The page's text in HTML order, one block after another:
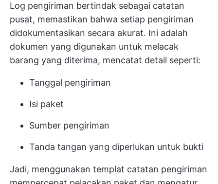
Log pengiriman bertindak sebagai catatan
pusat, memastikan bahwa setiap pengiriman
didokumentasikan secara akurat. Ini adalah
dokumen yang digunakan untuk melacak
barang yang diterima, mencatat detail seperti:
Tanggal pengiriman
Isi paket
Sumber pengiriman
Tanda tangan yang diperlukan untuk bukti
Jadi, menggunakan templat catatan pengiriman